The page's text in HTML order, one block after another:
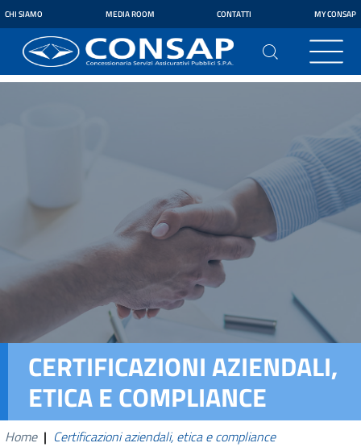
CHI SIAMO MEDIA ROOM CONTATTI MY CONSAP
CERTIFICAZIONI AZIENDALI,
ETICA E COMPLIANCE
Home | Certificazioni aziendali, etica e compliance